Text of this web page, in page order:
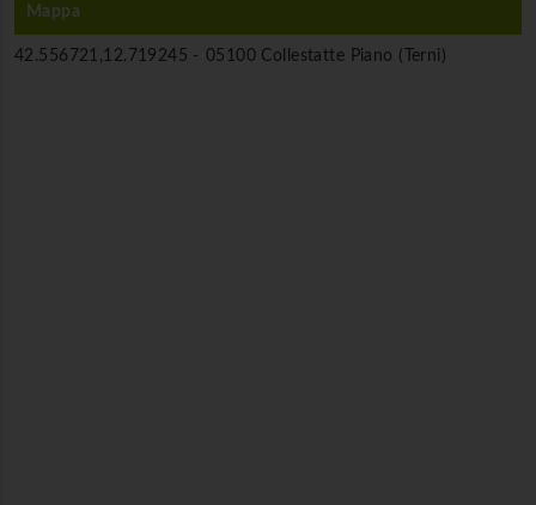
Mappa
42.556721,12.719245 - 05100 Collestatte Piano (Terni)